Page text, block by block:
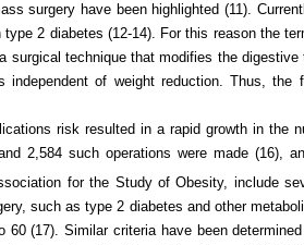
surgery have been highlighted (11).
2 diabetes (12-14). For this reason the
technique that modifies the
of weight reduction. Thus,
risk resulted in a rapid growth in the
2,584 such operations were made (16),
for the Study of Obesity, include
such as type 2 diabetes and other
(17). Similar criteria have been